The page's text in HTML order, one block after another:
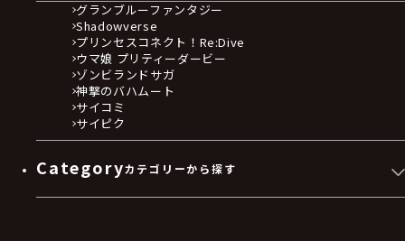
グランブルーファンタジー
Shadowverse
プリンセスコネクト！Re:Dive
ウマ娘 プリティーダービー
ゾンビランドサガ
神撃のバハムート
サイコミ
サイピク
Categoryカテゴリーから探す